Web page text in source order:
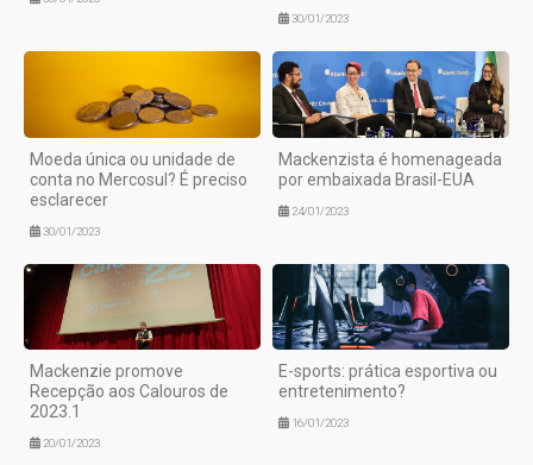
30/01/2023
Moeda única ou unidade de
conta no Mercosul? É preciso
esclarecer
30/01/2023
Mackenzista é homenageada
por embaixada Brasil-EUA
24/01/2023
Mackenzie promove
Recepção aos Calouros de
2023.1
20/01/2023
E-sports: prática esportiva ou
entretenimento?
16/01/2023